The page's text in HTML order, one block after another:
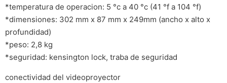
*temperatura de operacion: 5 °c a 40 °c (41 °f a 104 °f)
*dimensiones: 302 mm x 87 mm x 249mm (ancho x alto x
profundidad)
*peso: 2,8 kg
*seguridad: kensington lock, traba de seguridad
conectividad del videoproyector